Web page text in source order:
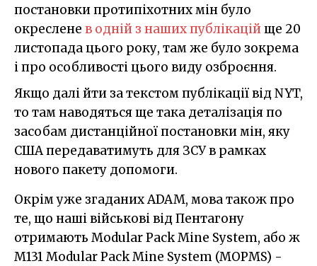
постановки протипіхотних мін було
окреслене в одній з наших публікаційще 20
листопада цього року, там же було зокрема
і про особливості цього виду озброєння.
Якщо далі йти за текстом публікації від NYT,
то там наводяться ще така деталізація по
засобам дистанційної постановки мін, яку
США передаватимуть для ЗСУ в рамках
нового пакету допомоги.
Окрім уже згаданих ADAM, мова також про
те, що наші військові від Пентагону
отримають Modular Pack Mine System, або ж
M131 Modular Pack Mine System (MOPMS) -